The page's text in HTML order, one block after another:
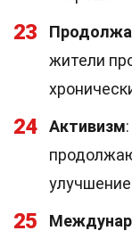
23
жители
24 Активизм
25